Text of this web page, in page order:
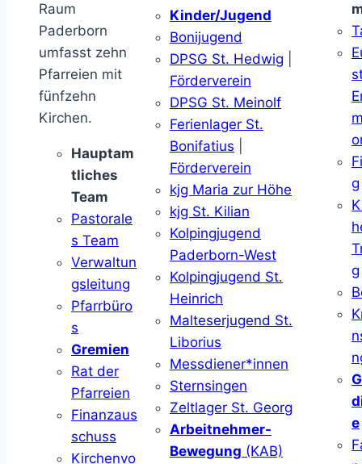
Raum
Paderborn
umfasst zehn
Pfarreien mit
fünfzehn
Kirchen.
Hauptam
tliches
Team
Pastorale
s Team
Verwaltun
gsleitung
Pfarrbüro
s
Gremien
Rat der
Pfarreien
Finanzaus
schuss
Kirchenvo
Kinder/Jugend
Bonijugend
DPSG St. Hedwig
Förderverein
DPSG St. Meinolf
Ferienlager St.
Bonifatius
Förderverein
kjg Maria zur Höhe
kjg St. Kilian
Kolpingjugend
Paderborn-West
Kolpingjugend St.
Heinrich
Malteserjugend St.
Liborius
Messdiener*innen
Sternsingen
Zeltlager St. Georg
Arbeitnehmer-
Bewegung (KAB)
g
g
e